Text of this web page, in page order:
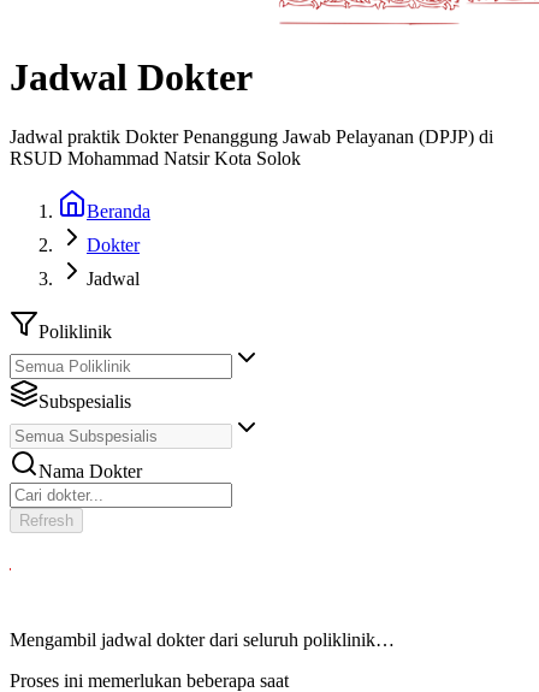
Jadwal Dokter
Jadwal praktik Dokter Penanggung Jawab Pelayanan (DPJP) di
RSUD Mohammad Natsir Kota Solok
Beranda
Dokter
Jadwal
Poliklinik
Subspesialis
Nama Dokter
Refresh
Mengambil jadwal dokter dari seluruh poliklinik…
Proses ini memerlukan beberapa saat